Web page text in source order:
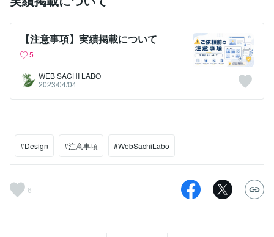
【注意事項】実績掲載について
5
WEB SACHI LABO
2023/04/04
#Design #注意事項 #WebSachiLabo
6